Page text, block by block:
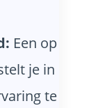
Een op
je in
te